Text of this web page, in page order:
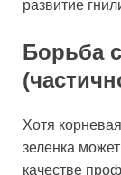
развитие
Борьба
Хотя
зеленка
качестве